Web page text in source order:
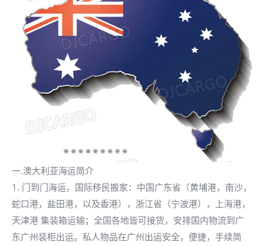
一.澳大利亚海运简介
1. 门到门海运，国际移民搬家：中国广东省（黄埔港，南沙，
蛇口港，盐田港，以及香港），浙江省（宁波港），上海港，
天津港 集装箱运输；全国各地皆可接货，安排国内物流到广
东广州装柜出运。私人物品在广州出运安全，便捷，手续简